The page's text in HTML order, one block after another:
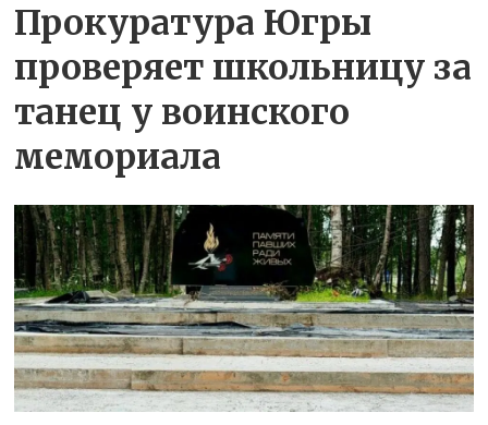
Прокуратура Югры
проверяет школьницу за
танец у воинского
мемориала